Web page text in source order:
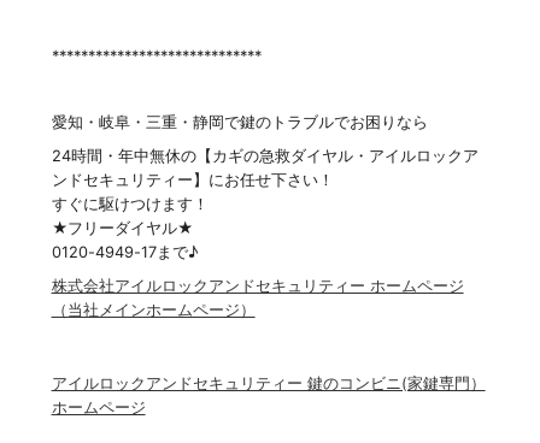
*****************************
愛知・岐阜・三重・静岡で鍵のトラブルでお困りなら
24時間・年中無休の【カギの急救ダイヤル・アイルロックア
ンドセキュリティー】にお任せ下さい！
すぐに駆けつけます！
★フリーダイヤル★
0120-4949-17まで♪
株式会社アイルロックアンドセキュリティー ホームページ
（当社メインホームページ）
アイルロックアンドセキュリティー 鍵のコンビニ(家鍵専門）
ホームページ